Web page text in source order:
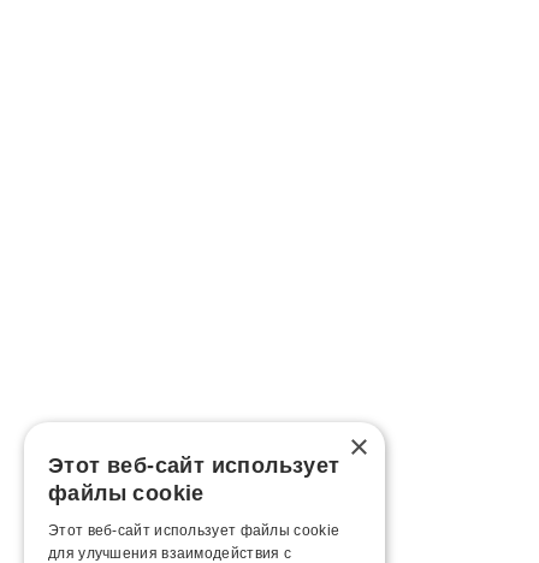
×
Этот веб-сайт использует
файлы cookie
Этот веб-сайт использует файлы cookie
для улучшения взаимодействия с